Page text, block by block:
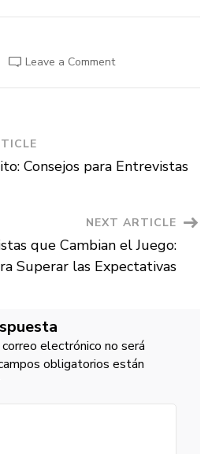
Leave a Commenton
el
Éxito
Consejos para Entrevistas
NEXT ARTICLE
que Cambian el Juego:
Superar las Expectativas
electrónico no será
obligatorios están